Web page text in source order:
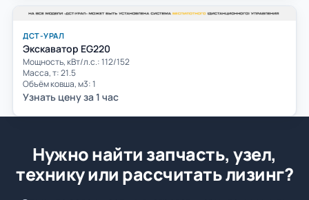
ДСТ-УРАЛ
Экскаватор EG220
Мощность, кВт/л.с.: 112/152
Масса, т: 21.5
Объём ковша, м3: 1
Узнать цену за 1 час
Нужно найти запчасть, узел,
технику или рассчитать лизинг?